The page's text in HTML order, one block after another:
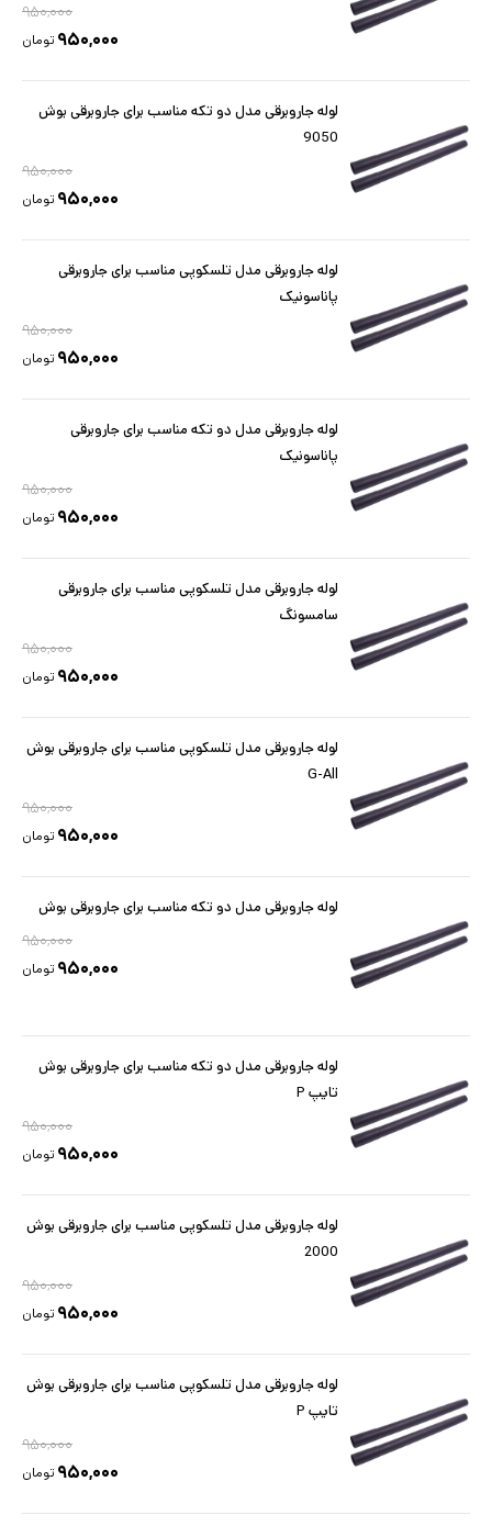
۹۵۰,۰۰۰
۹۵۰,۰۰۰ تومان
لوله جاروبرقی مدل دو تکه مناسب برای جاروبرقی بوش
9050
۹۵۰,۰۰۰
۹۵۰,۰۰۰ تومان
لوله جاروبرقی مدل تلسکوپی مناسب برای جاروبرقی
پاناسونیک
۹۵۰,۰۰۰
۹۵۰,۰۰۰ تومان
لوله جاروبرقی مدل دو تکه مناسب برای جاروبرقی
پاناسونیک
۹۵۰,۰۰۰
۹۵۰,۰۰۰ تومان
لوله جاروبرقی مدل تلسکوپی مناسب برای جاروبرقی
سامسونگ
۹۵۰,۰۰۰
۹۵۰,۰۰۰ تومان
لوله جاروبرقی مدل تلسکوپی مناسب برای جاروبرقی بوش
G-All
۹۵۰,۰۰۰
۹۵۰,۰۰۰ تومان
لوله جاروبرقی مدل دو تکه مناسب برای جاروبرقی بوش
۹۵۰,۰۰۰
۹۵۰,۰۰۰ تومان
لوله جاروبرقی مدل دو تکه مناسب برای جاروبرقی بوش
تایپ P
۹۵۰,۰۰۰
۹۵۰,۰۰۰ تومان
لوله جاروبرقی مدل تلسکوپی مناسب برای جاروبرقی بوش
2000
۹۵۰,۰۰۰
۹۵۰,۰۰۰ تومان
لوله جاروبرقی مدل تلسکوپی مناسب برای جاروبرقی بوش
تایپ P
۹۵۰,۰۰۰
۹۵۰,۰۰۰ تومان